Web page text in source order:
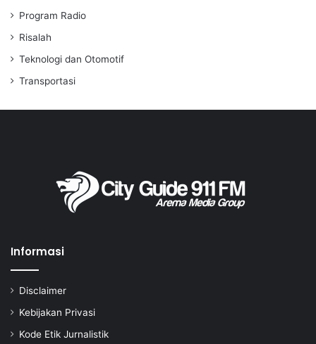
Program Radio
Risalah
Teknologi dan Otomotif
Transportasi
Informasi
Disclaimer
Kebijakan Privasi
Kode Etik Jurnalistik